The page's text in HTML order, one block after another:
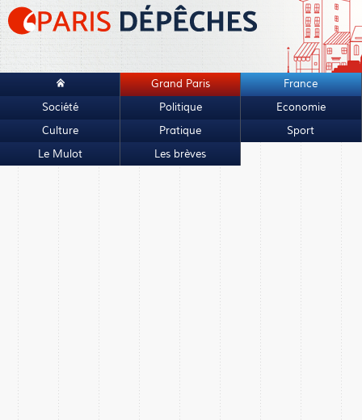
Grand Paris
France
Société
Politique
Economie
Culture
Pratique
Sport
Le Mulot
Les brèves